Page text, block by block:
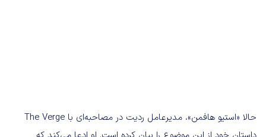
حالا «استیو هافمن»، مدیرعامل ردیت در مصاحبه‌ای با The Verge